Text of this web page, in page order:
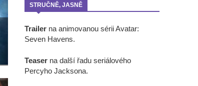
STRUČNĚ, JASNĚ
Trailer na animovanou sérii Avatar:
Seven Havens.
Teaser na další řadu seriálového
Percyho Jacksona.